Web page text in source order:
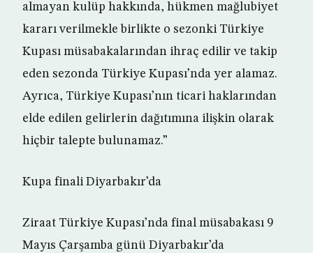
almayan kulüp hakkında, hükmen mağlubiyet
kararı verilmekle birlikte o sezonki Türkiye
Kupası müsabakalarından ihraç edilir ve takip
eden sezonda Türkiye Kupası’nda yer alamaz.
Ayrıca, Türkiye Kupası’nın ticari haklarından
elde edilen gelirlerin dağıtımına ilişkin olarak
hiçbir talepte bulunamaz.”
Kupa finali Diyarbakır’da
Ziraat Türkiye Kupası’nda final müsabakası 9
Mayıs Çarşamba günü Diyarbakır’da